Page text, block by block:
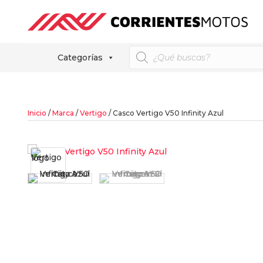
Categorías de
productos
Inicio / Marca / Vertigo / Casco Vertigo V50 Infinity Azul